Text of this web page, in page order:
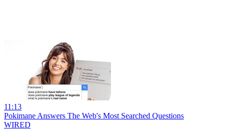
11:13
Pokimane Answers The Web's Most Searched Questions
WIRED